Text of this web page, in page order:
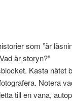
som ”är
är storyn?”
Kasta nätet
Notera
till en vana,